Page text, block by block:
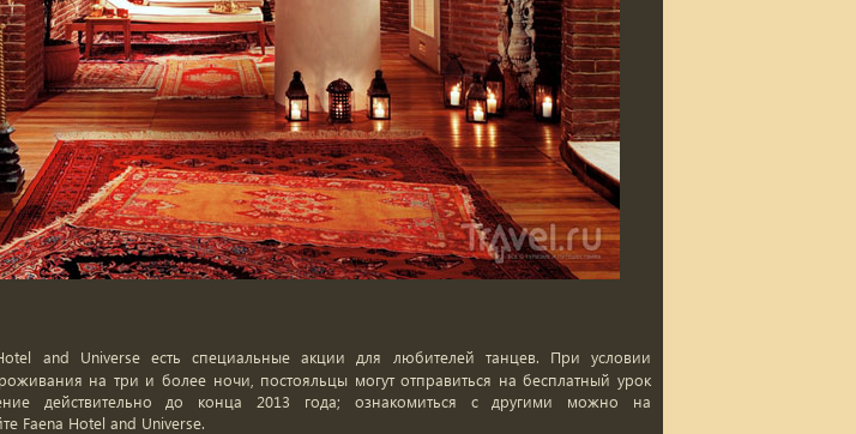
and Universe есть специальные акции для любителей танцев. При условии
на три и более ночи, постояльцы могут отправиться на бесплатный урок
действительно до конца 2013 года; ознакомиться с другими можно на
Faena Hotel and Universe.